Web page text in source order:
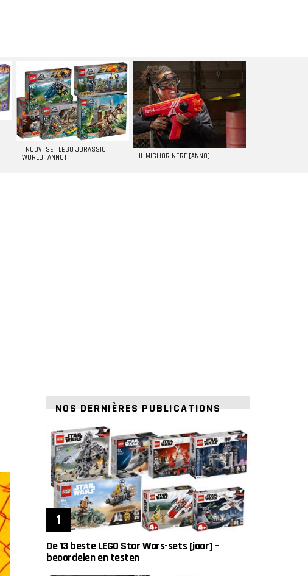
I NUOVI SET LEGO JURASSIC
WORLD [ANNO]
IL MIGLIOR NERF [ANNO]
NOS DERNIÈRES PUBLICATIONS
De 13 beste LEGO Star Wars-sets [jaar] –
beoordelen en testen